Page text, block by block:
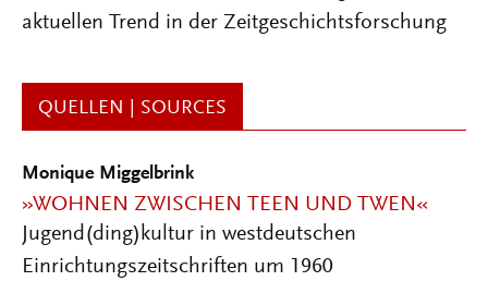
aktuellen Trend in der Zeitgeschichtsforschung
QUELLEN | SOURCES
Monique Miggelbrink
»WOHNEN ZWISCHEN TEEN UND TWEN«
Jugend(ding)kultur in westdeutschen
Einrichtungszeitschriften um 1960